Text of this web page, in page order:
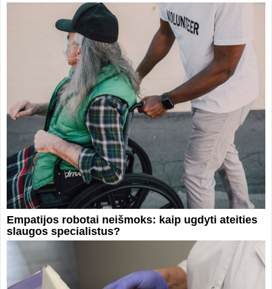
Empatijos robotai neišmoks: kaip ugdyti ateities
slaugos specialistus?